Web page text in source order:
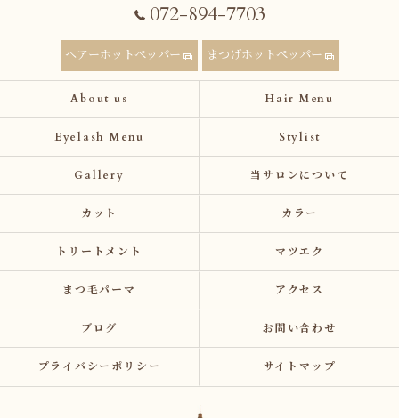
072-894-7703
ヘアーホットペッパー まつげホットペッパー
About us Hair Menu
Eyelash Menu Stylist
Gallery 当サロンについて
カット カラー
トリートメント マツエク
まつ毛パーマ アクセス
ブログ お問い合わせ
プライバシーポリシー サイトマップ